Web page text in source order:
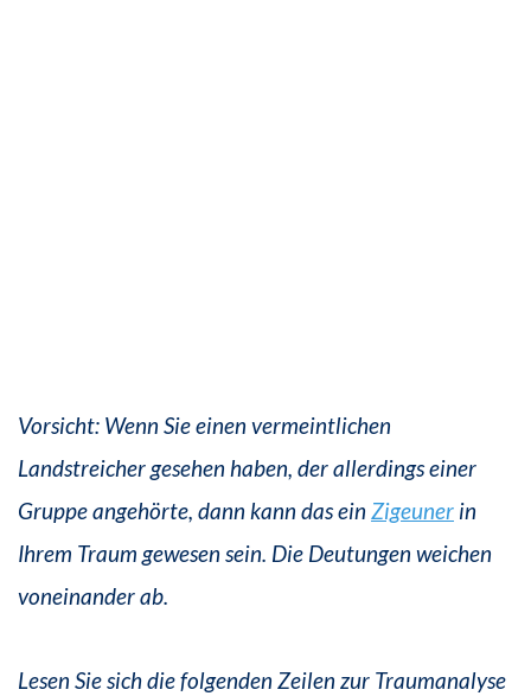
Vorsicht: Wenn Sie einen vermeintlichen
Landstreicher gesehen haben, der allerdings einer
Gruppe angehörte, dann kann das ein Zigeuner in
Ihrem Traum gewesen sein. Die Deutungen weichen
voneinander ab.
Lesen Sie sich die folgenden Zeilen zur Traumanalyse